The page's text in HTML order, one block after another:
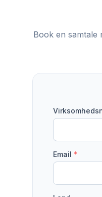
Book en samtale
Email *